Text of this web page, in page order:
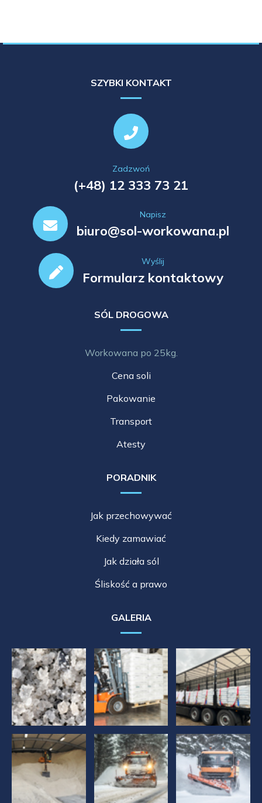
SZYBKI KONTAKT
Zadzwoń
(+48) 12 333 73 21
Napisz
biuro@sol-workowana.pl
Wyślij
Formularz kontaktowy
SÓL DROGOWA
Workowana po 25kg.
Cena soli
Pakowanie
Transport
Atesty
PORADNIK
Jak przechowywać
Kiedy zamawiać
Jak działa sól
Śliskość a prawo
GALERIA